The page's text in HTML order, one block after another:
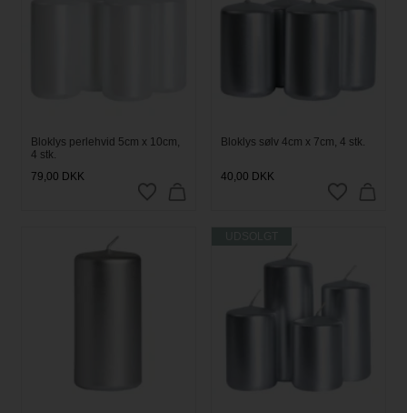
Bloklys perlehvid 5cm x 10cm,
4 stk.
79,00 DKK
Bloklys sølv 4cm x 7cm, 4 stk.
40,00 DKK